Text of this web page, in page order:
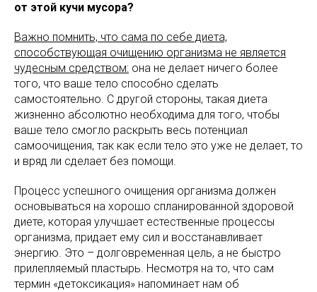
от этой кучи мусора?
Важно помнить, что сама по себе диета,
способствующая очищению организма не является
чудесным средством: она не делает ничего более
того, что ваше тело способно сделать
самостоятельно. С другой стороны, такая диета
жизненно абсолютно необходима для того, чтобы
ваше тело смогло раскрыть весь потенциал
самоочищения, так как если тело это уже не делает, то
и вряд ли сделает без помощи.
Процесс успешного очищения организма должен
основываться на хорошо спланированной здоровой
диете, которая улучшает естественные процессы
организма, придает ему сил и восстанавливает
энергию. Это – долговременная цель, а не быстро
прилепляемый пластырь. Несмотря на то, что сам
термин «детоксикация» напоминает нам об